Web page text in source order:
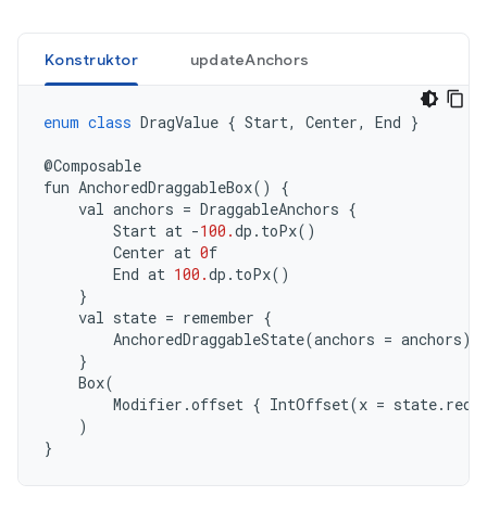
Konstruktor updateAnchors
enum class DragValue { Start, Center, End }
@Composable
fun AnchoredDraggableBox()
{
val anchors = DraggableAnchors {
Start at -100.dp . toPx()
Center at 0f
End at 100.dp . toPx()
}
val state = remember {
AnchoredDraggableState(anchors = anchors)
}
Box(
Modifier .offset { IntOffset(x = state.
)
}